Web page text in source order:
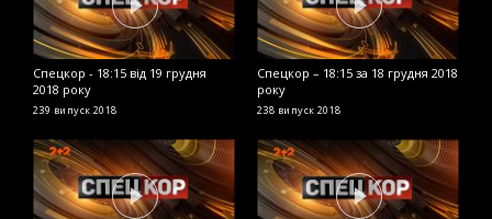
Спецкор - 18:15 від 19 грудня
2018 року
239 випуск 2018
Спецкор – 18:15 за 18 грудня 2018
року
238 випуск 2018